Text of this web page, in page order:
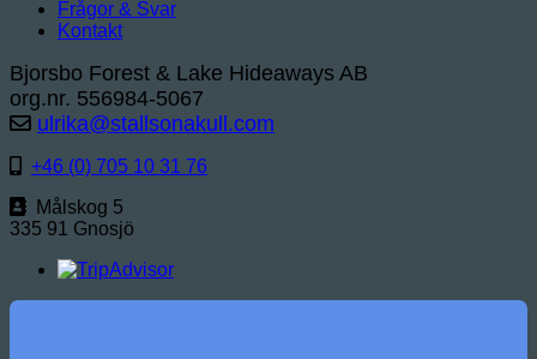
Frågor & Svar
Kontakt
Bjorsbo Forest & Lake Hideaways AB
org.nr. 556984-5067
ulrika@stallsonakull.com
+46 (0) 705 10 31 76
Målskog 5
335 91 Gnosjö